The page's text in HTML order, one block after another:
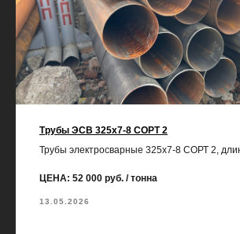
Трубы ЭСВ 325х7-8 СОРТ 2
Трубы электросварные 325х7-8 СОРТ 2,
ЦЕНА: 52 000 руб. / тонна
13.05.2026